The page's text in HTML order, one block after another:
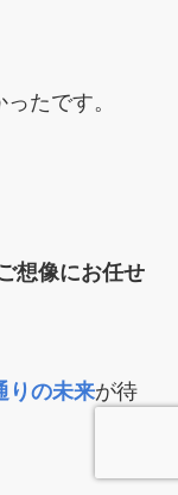
たです。
想像にお任せ
りの未来が待